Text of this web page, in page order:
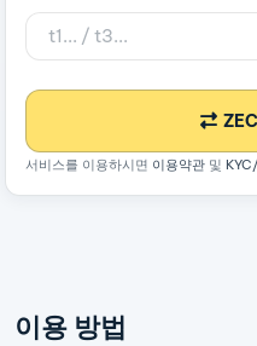
서비스를 이용하시면 이용약관 및
이용 방법